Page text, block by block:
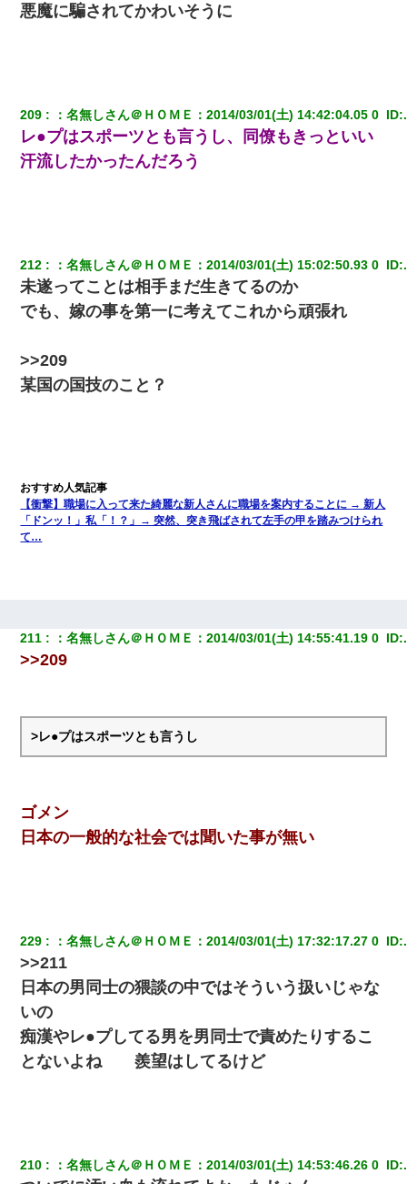
悪魔に騙されてかわいそうに
209 ：名無しさん＠ＨＯＭＥ ：2014/03/01(土) 14:42:04.05 0 ID:
レ●プはスポーツとも言うし、同僚もきっといい
汗流したかったんだろう
212 ：名無しさん＠ＨＯＭＥ ：2014/03/01(土) 15:02:50.93 0 ID:
未遂ってことは相手まだ生きてるのか
でも、嫁の事を第一に考えてこれから頑張れ
>>209
某国の国技のこと？
【衝撃】職場に入って来た綺麗な新人さんに職場を案内することに → 新人
「ドンッ！」私「！？」→ 突然、突き飛ばされて左手の甲を踏みつけられ
て…
211 ：名無しさん＠ＨＯＭＥ ：2014/03/01(土) 14:55:41.19 0 ID:
>>209
>レ●プはスポーツとも言うし
ゴメン
日本の一般的な社会では聞いた事が無い
229 ：名無しさん＠ＨＯＭＥ ：2014/03/01(土) 17:32:17.27 0 ID:
>>211
日本の男同士の猥談の中ではそういう扱いじゃな
いの
痴漢やレ●プしてる男を男同士で責めたりするこ
とないよね 羨望はしてるけど
210 ：名無しさん＠ＨＯＭＥ ：2014/03/01(土) 14:53:46.26 0 ID: